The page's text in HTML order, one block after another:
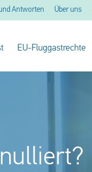
Antworten Über uns
EU-Fluggastrechte